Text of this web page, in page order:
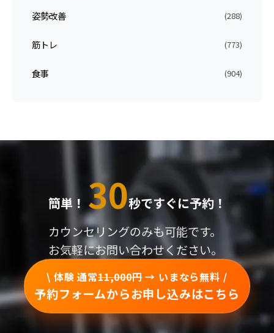
姿勢改善 (288)
筋トレ (773)
食事 (904)
簡単！ 30秒ですぐに予約！
カウンセリングのみも可能です。
お気軽にお問い合わせください。
\ 体験 通常11,000円→ いまなら無料 /
予約フォームからお申し込みはこちら